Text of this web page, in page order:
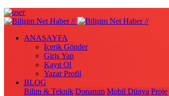
ANASAYFA
İçerik Gönder
Giriş Yap
Kayıt Ol
Yazar Profil
BLOG
Bilim & Teknik Donanım Mobil Dünya Proje